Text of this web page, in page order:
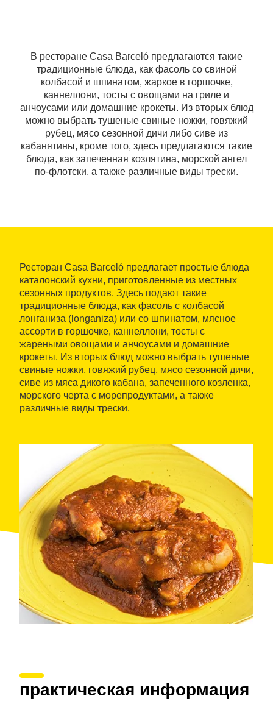
В ресторане Casa Barceló предлагаются такие
традиционные блюда, как фасоль со свиной
колбасой и шпинатом, жаркое в горшочке,
каннеллони, тосты с овощами на гриле и
анчоусами или домашние крокеты. Из вторых блюд
можно выбрать тушеные свиные ножки, говяжий
рубец, мясо сезонной дичи либо сиве из
кабанятины, кроме того, здесь предлагаются такие
блюда, как запеченная козлятина, морской ангел
по-флотски, а также различные виды трески.
Ресторан Casa Barceló предлагает простые блюда
каталонский кухни, приготовленные из местных
сезонных продуктов. Здесь подают такие
традиционные блюда, как фасоль с колбасой
лонганиза (longaniza) или со шпинатом, мясное
ассорти в горшочке, каннеллони, тосты с
жареными овощами и анчоусами и домашние
крокеты. Из вторых блюд можно выбрать тушеные
свиные ножки, говяжий рубец, мясо сезонной дичи,
сиве из мяса дикого кабана, запеченного козленка,
морского черта с морепродуктами, а также
различные виды трески.
практическая информация